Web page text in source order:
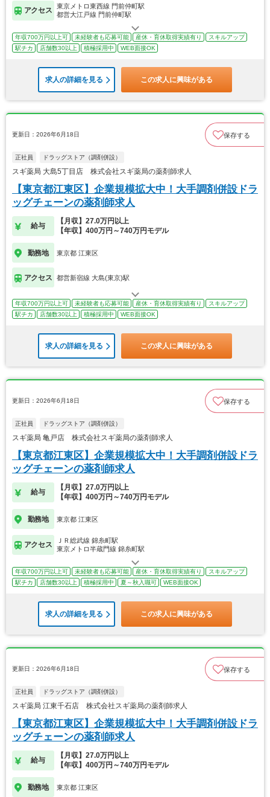
アクセス
東京メトロ東西線 門前仲町駅
都営大江戸線 門前仲町駅
年収700万円以上可 未経験者も応募可能 産休・育休取得実績有り
スキルアップ
駅チカ
店舗数30以上 積極採用中 WEB面接OK
求人の詳細を見る この求人に興味がある
更新日：2026年6月18日 保存する
正社員 ドラッグストア（調剤併設）
スギ薬局 大島5丁目店 株式会社スギ薬局の薬剤師求人
【東京都江東区】企業規模拡大中！大手調剤併設ドラ
ッグチェーンの薬剤師求人
給与
【月収】27.0万円以上
【年収】400万円～740万円モデル
勤務地 東京都 江東区
アクセス 都営新宿線 大島(東京)駅
年収700万円以上可 未経験者も応募可能 産休・育休取得実績有り
スキルアップ
駅チカ
店舗数30以上 積極採用中 WEB面接OK
求人の詳細を見る この求人に興味がある
更新日：2026年6月18日 保存する
正社員 ドラッグストア（調剤併設）
スギ薬局 亀戸店 株式会社スギ薬局の薬剤師求人
【東京都江東区】企業規模拡大中！大手調剤併設ドラ
ッグチェーンの薬剤師求人
給与
【月収】27.0万円以上
【年収】400万円～740万円モデル
勤務地 東京都 江東区
アクセス
ＪＲ総武線 錦糸町駅
東京メトロ半蔵門線 錦糸町駅
年収700万円以上可 未経験者も応募可能 産休・育休取得実績有り
スキルアップ
駅チカ
店舗数30以上 積極採用中 夏～秋入職可 WEB面接OK
求人の詳細を見る この求人に興味がある
更新日：2026年6月18日 保存する
正社員 ドラッグストア（調剤併設）
スギ薬局 江東千石店 株式会社スギ薬局の薬剤師求人
【東京都江東区】企業規模拡大中！大手調剤併設ドラ
ッグチェーンの薬剤師求人
給与
【月収】27.0万円以上
【年収】400万円～740万円モデル
勤務地 東京都 江東区